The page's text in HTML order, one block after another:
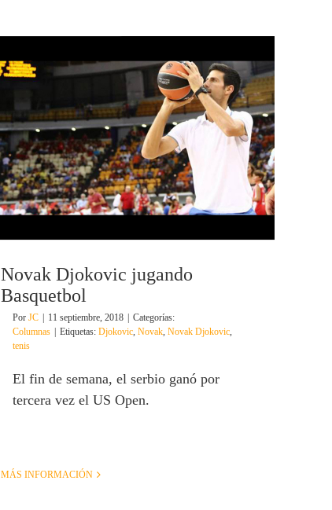
Novak Djokovic jugando
Basquetbol
Por JC 11 septiembre, 2018
Categorías:
Columnas
Etiquetas: Djokovic, Novak, Novak Djokovic,
tenis
El fin de semana, el serbio ganó por
tercera vez el US Open.
MÁS INFORMACIÓN